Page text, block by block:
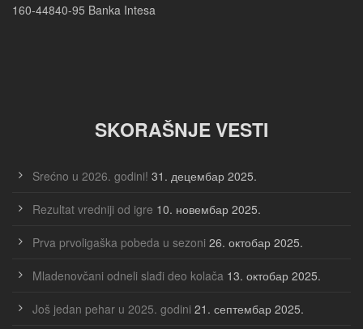
160-44840-95 Banka Intesa
SKORAŠNJE VESTI
Srećno u 2026. godini! 31. децембар 2025.
Rezultat vredniji od igre 10. новембар 2025.
Prva prvoligaška pobeda u sezoni 26. октобар 2025.
Mladenovčani odneli slađi deo kolača 13. октобар 2025.
Još jedan pehar u 2025. godini 21. септембар 2025.